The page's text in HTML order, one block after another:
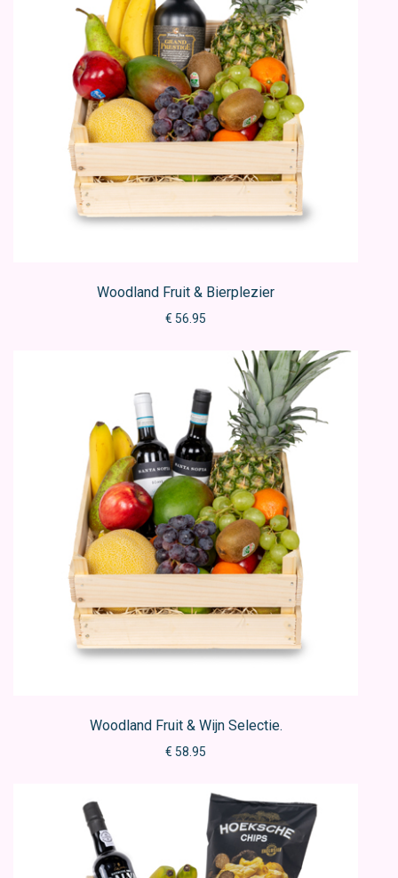
Woodland Fruit & Bierplezier
€ 56.95
Woodland Fruit & Wijn Selectie.
€ 58.95